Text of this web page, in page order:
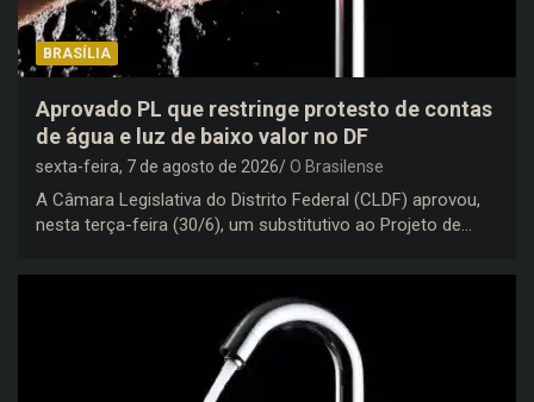
BRASÍLIA
Aprovado PL que restringe protesto de contas
de água e luz de baixo valor no DF
sexta-feira, 7 de agosto de 2026 O Brasilense
A Câmara Legislativa do Distrito Federal (CLDF) aprovou,
nesta terça-feira (30/6), um substitutivo ao Projeto de…